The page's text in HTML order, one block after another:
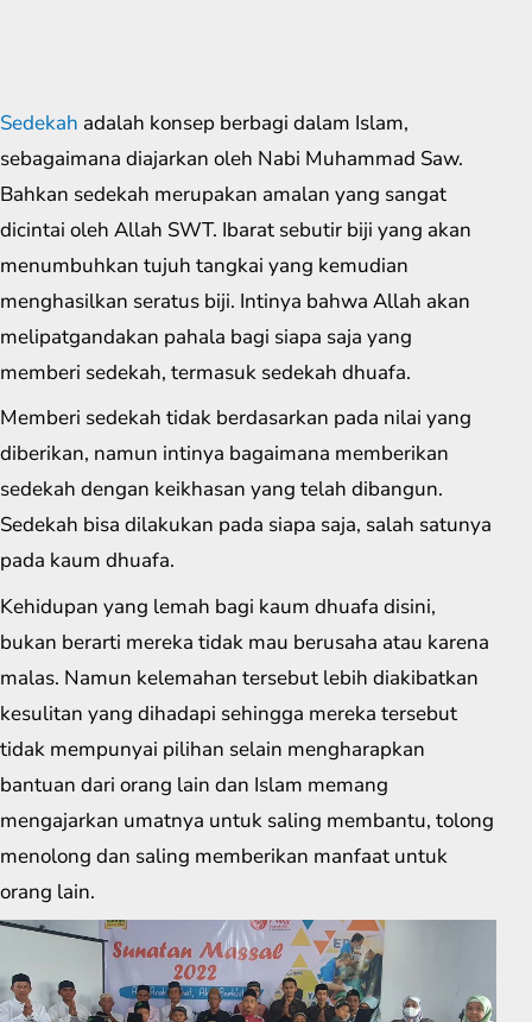
Sedekah adalah konsep berbagi dalam Islam,
sebagaimana diajarkan oleh Nabi Muhammad Saw.
Bahkan sedekah merupakan amalan yang sangat
dicintai oleh Allah SWT. Ibarat sebutir biji yang akan
menumbuhkan tujuh tangkai yang kemudian
menghasilkan seratus biji. Intinya bahwa Allah akan
melipatgandakan pahala bagi siapa saja yang
memberi sedekah, termasuk sedekah dhuafa.
Memberi sedekah tidak berdasarkan pada nilai yang
diberikan, namun intinya bagaimana memberikan
sedekah dengan keikhasan yang telah dibangun.
Sedekah bisa dilakukan pada siapa saja, salah satunya
pada kaum dhuafa.
Kehidupan yang lemah bagi kaum dhuafa disini,
bukan berarti mereka tidak mau berusaha atau karena
malas. Namun kelemahan tersebut lebih diakibatkan
kesulitan yang dihadapi sehingga mereka tersebut
tidak mempunyai pilihan selain mengharapkan
bantuan dari orang lain dan Islam memang
mengajarkan umatnya untuk saling membantu, tolong
menolong dan saling memberikan manfaat untuk
orang lain.